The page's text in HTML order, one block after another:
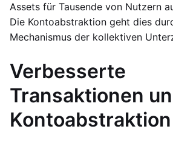
Assets für Tausende von Nutzern
Die Kontoabstraktion geht dies
Mechanismus der kollektiven
Verbesserte
Transaktionen
Kontoabstraktion